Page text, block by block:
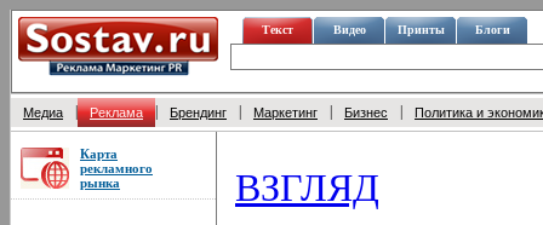
Текст Видео Принты Блоги
Медиа Реклама Брендинг Маркетинг Бизнес Политика и
Карта
рекламного
рынка
ВЗГЛЯД